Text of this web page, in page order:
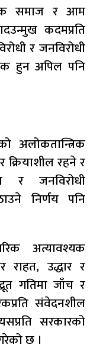
समाज र आम
कदमप्रति
र जनविरोधी
हुन अपिल पनि
अलोकतान्त्रिक
क्रियाशील रहने र
र जनविरोधी
निर्णय पनि
अत्यावश्यक
राहत, उद्धार र
गतिमा जाँच र
संवेदनशील
सरकारको
छ ।